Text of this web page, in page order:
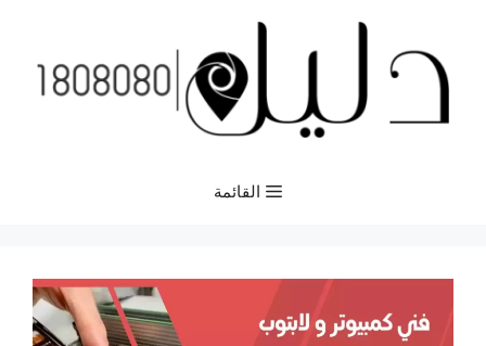
المحتوى
القائمة